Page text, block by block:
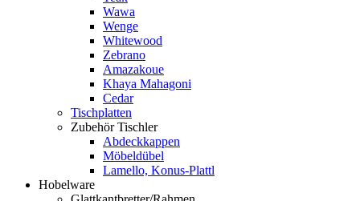
Wawa
Wenge
Whitewood
Zebrano
Amazakoue
Khaya Mahagoni
Cedar
Tischplatten
Zubehör Tischler
Abdeckkappen
Möbeldübel
Lamello, Konus-Plattl
Hobelware